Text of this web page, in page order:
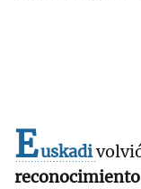
Euskadi